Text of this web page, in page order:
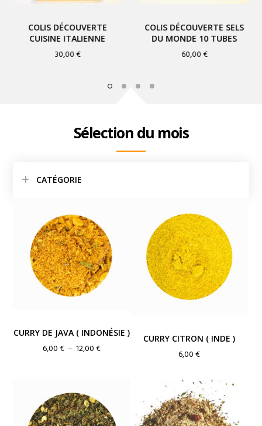
COLIS DÉCOUVERTE
CUISINE ITALIENNE
30,00€
COLIS DÉCOUVERTE SELS
DU MONDE 10 TUBES
60,00€
Sélection du mois
CATÉGORIE
CURRY DE JAVA ( INDONÉSIE )
6,00€ – 12,00€Plage
à
12,00 €
CURRY CITRON ( INDE )
6,00€